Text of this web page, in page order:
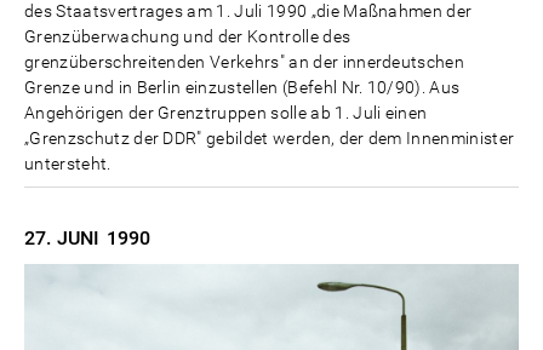
des Staatsvertrages am 1. Juli 1990 „die Maßnahmen der
Grenzüberwachung und der Kontrolle des
grenzüberschreitenden Verkehrs" an der innerdeutschen
Grenze und in Berlin einzustellen (Befehl Nr. 10/90). Aus
Angehörigen der Grenztruppen solle ab 1. Juli einen
„Grenzschutz der DDR" gebildet werden, der dem Innenminister
untersteht.
27. JUNI 1990